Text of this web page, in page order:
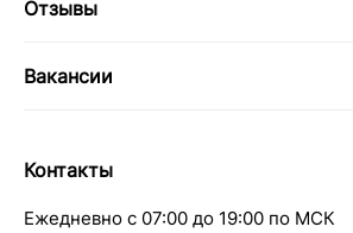
Отзывы
Вакансии
Контакты
Ежедневно с 07:00 до 19:00 по МСК